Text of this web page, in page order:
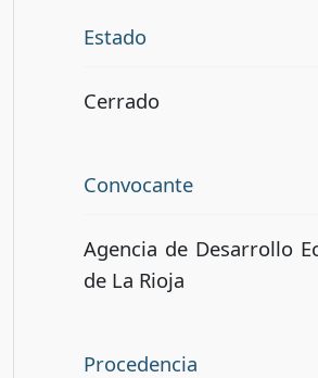
Estado
Cerrado
Convocante
Agencia de Desarrollo
de La Rioja
Procedencia